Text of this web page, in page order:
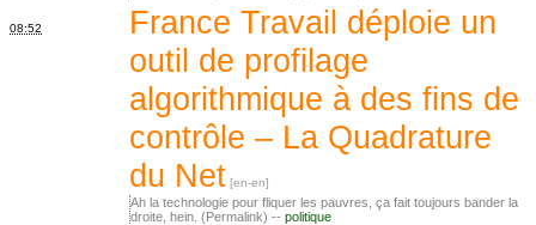
08:52
France Travail déploie un
outil de profilage
algorithmique à des fins de
contrôle – La Quadrature
du Net
Ah la technologie pour fliquer les pauvres, ça fait toujours bander la
droite, hein. (Permalink) -- politique